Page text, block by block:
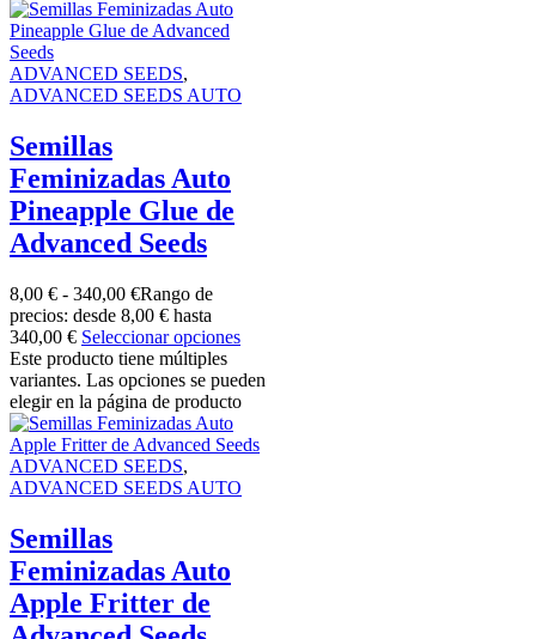
ADVANCED SEEDS,
ADVANCED SEEDS AUTO
Semillas
Feminizadas Auto
Pineapple Glue de
Advanced Seeds
8,00 € - 340,00 €Rango de
precios: desde 8,00 € hasta
340,00 € Seleccionar opciones
Este producto tiene múltiples
variantes. Las opciones se pueden
elegir en la página de producto
ADVANCED SEEDS,
ADVANCED SEEDS AUTO
Semillas
Feminizadas Auto
Apple Fritter de